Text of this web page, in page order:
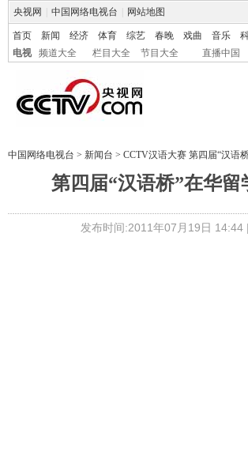
央视网 中国网络电视台 网站地图
首页 新闻 经济 体育 综艺 春晚 戏曲 音乐
电视
频道大全 栏目大全 节目大全 直播中国
中国网络电视台 > 新闻台 > CCTV汉语大赛 第四届“汉语
第四届“汉语桥”在华
发布时间:2011年07月19日 14:44 |